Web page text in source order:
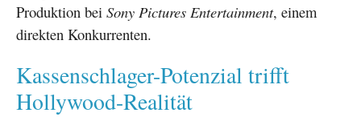
Produktion bei Sony Pictures Entertainment, einem
direkten Konkurrenten.
Kassenschlager-Potenzial trifft
Hollywood-Realität